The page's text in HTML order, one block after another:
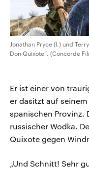
Jonathan Pryce (l.) und
Don Quixote“. (Concorde
Er ist einer von
er dasitzt auf
spanischen Provinz.
russischer Wodka.
Quixote gegen
„Und Schnitt! Sehr